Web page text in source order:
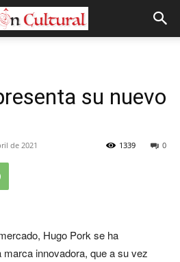
su nuevo
de 2021 0
1339
Hugo Pork se ha
innovadora, que a su vez